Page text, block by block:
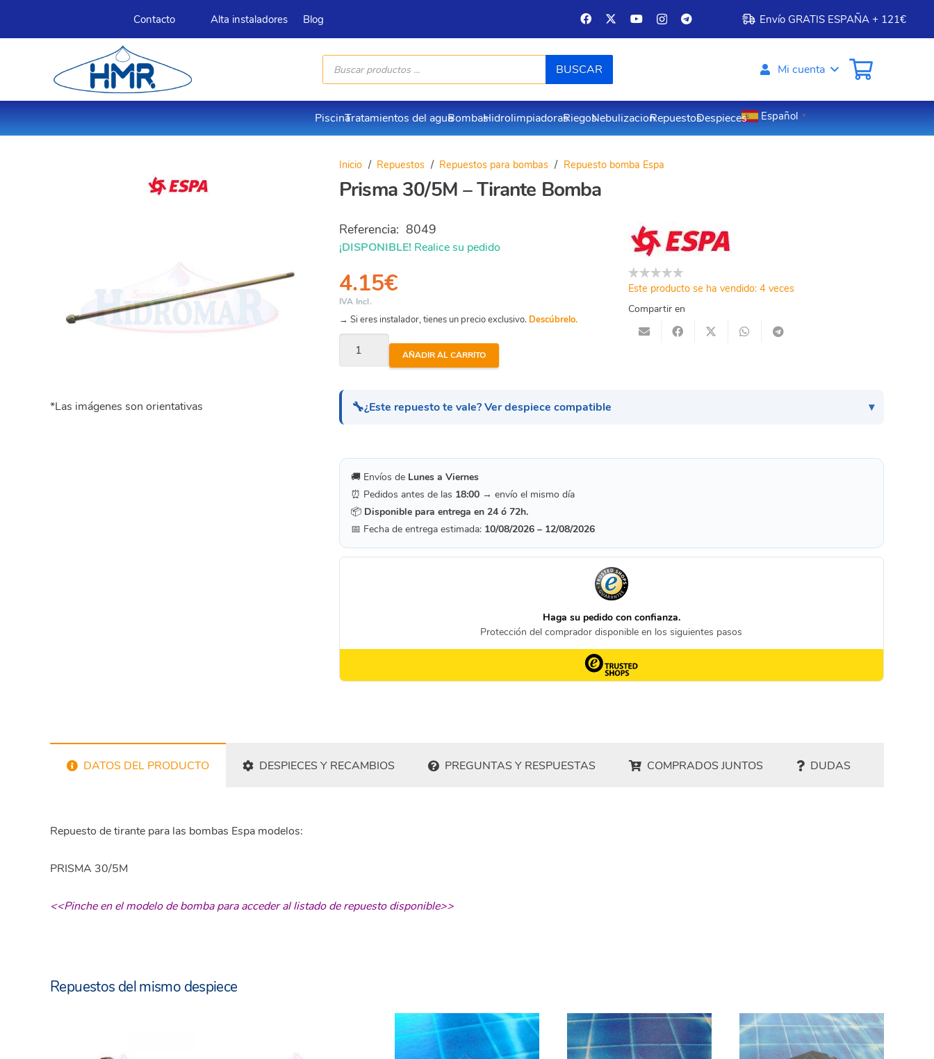
Contacto Alta instaladores Blog Envío GRATIS ESPAÑA + 121€
Búsqueda
productos
BUSCAR Mi cuenta
PiscinaTratamientos del aguaBombasHidrolimpiadorasRiegosNebulizacionRepuestosDespieces Español ▼
*Las imágenes son orientativas
Inicio / Repuestos / Repuestos para bombas / Repuesto bomba Espa
Prisma 30/5M – Tirante Bomba
Referencia: 8049
¡DISPONIBLE!Realice su pedido
4.15€
IVA Incl.
→ Si eres instalador, tienes un precio exclusivo. Descúbrelo.
Prisma
30/5M
Tirante
Bomba
AÑADIR AL CARRITO
Este producto se ha vendido: 4 veces
Compartir en
🔧¿Este repuesto te vale? Ver despiece compatible
🚚 Envíos de Lunes a Viernes
⏰ Pedidos antes de las 18:00→ envío el mismo día
📦 Disponible para entrega en 24 ó 72h.
📅 Fecha de entrega estimada: 10/08/2026 – 12/08/2026
DATOS DEL PRODUCTO DESPIECES Y RECAMBIOS PREGUNTAS Y RESPUESTAS COMPRADOS JUNTOS DUDAS
Repuesto de tirante para las bombas Espa modelos:
PRISMA 30/5M
<<Pinche en el modelo de bomba para acceder al listado de repuesto disponible>>
Repuestos del mismo despiece